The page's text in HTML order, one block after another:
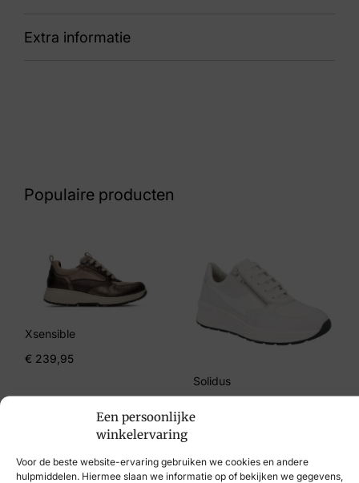
Een persoonlijke
winkelervaring
Voor de beste website-ervaring gebruiken we cookies en andere
hulpmiddelen. Hiermee slaan we informatie op of bekijken we gegevens,
CC241850 Pace Court 102 Off White
Extra informatie
Merk
Cruyff
Artikelnummer
CC241850 Pace Court 102 Off White
Populaire producten
Xsensible
€ 239,95
Solidus